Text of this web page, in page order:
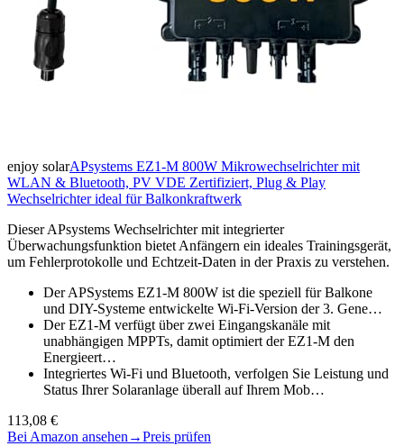
enjoy solarAPsystems EZ1-M 800W Mikrowechselrichter mit
WLAN & Bluetooth, PV VDE Zertifiziert, Plug & Play
Wechselrichter ideal für Balkonkraftwerk
Dieser APsystems Wechselrichter mit integrierter
Überwachungsfunktion bietet Anfängern ein ideales Trainingsgerät,
um Fehlerprotokolle und Echtzeit-Daten in der Praxis zu verstehen.
Der APSystems EZ1-M 800W ist die speziell für Balkone
und DIY-Systeme entwickelte Wi-Fi-Version der 3. Gene…
Der EZ1-M verfügt über zwei Eingangskanäle mit
unabhängigen MPPTs, damit optimiert der EZ1-M den
Energieert…
Integriertes Wi-Fi und Bluetooth, verfolgen Sie Leistung und
Status Ihrer Solaranlage überall auf Ihrem Mob…
113,08 €
Bei Amazon ansehen →Preis prüfen